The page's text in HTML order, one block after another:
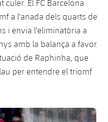
culer. El FC Barcelona
a l'anada dels quarts de
i envia l'eliminatòria a
amb la balança a favor.
de Raphinha, que
per entendre el triomf